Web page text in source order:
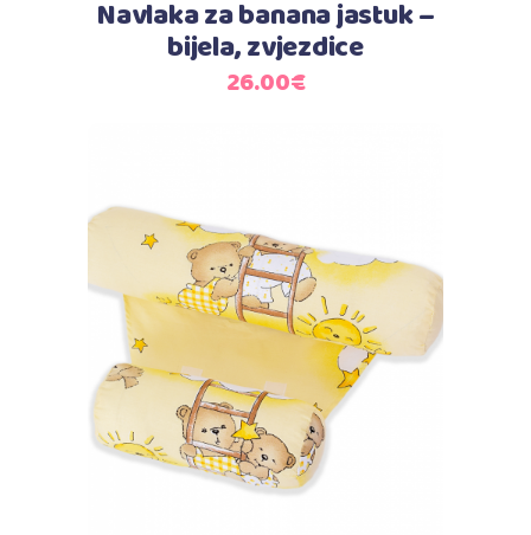
Navlaka za banana jastuk –
bijela, zvjezdice
26.00€
Dodaj u košaricu